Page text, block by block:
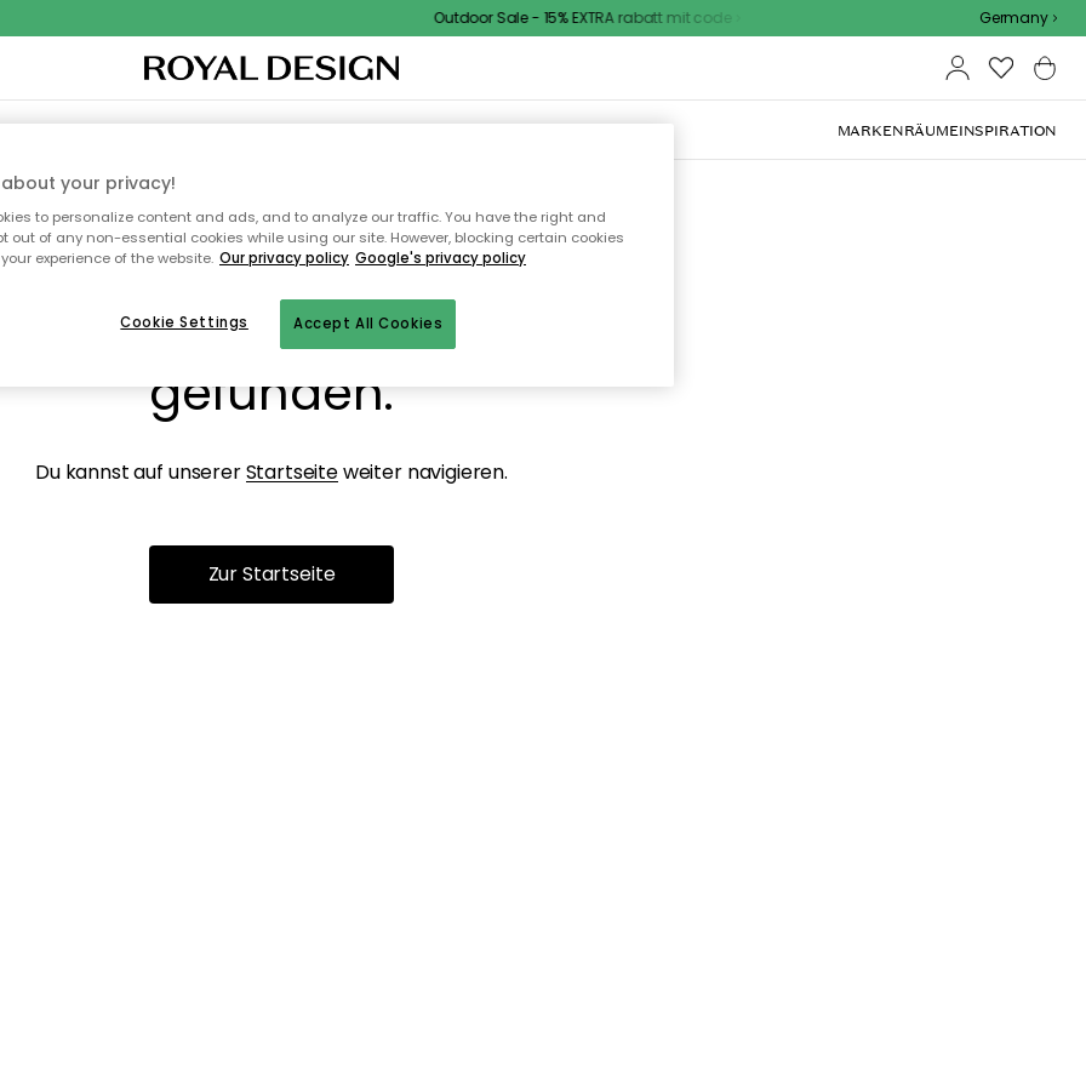
Outdoor Sale - 15% EXTRA rabatt mit code Germany
TEXTILIEN & TEPPICHEKÜCHEAUFBEWAHRUNGOUTDOOR-MÖBEL MARKENRÄUMEINSPIRATION
die Seite wurde nicht
gefunden.
Du kannst auf unsererStartseiteweiter navigieren.
Zur Startseite
your privacy!
to personalize content and ads, and to analyze our traffic. You have the right and
out of any non-essential cookies while using our site. However, blocking certain cookies
experience of the website. Our privacy policy Google's privacy policy
Accept All Cookies
Cookie Settings